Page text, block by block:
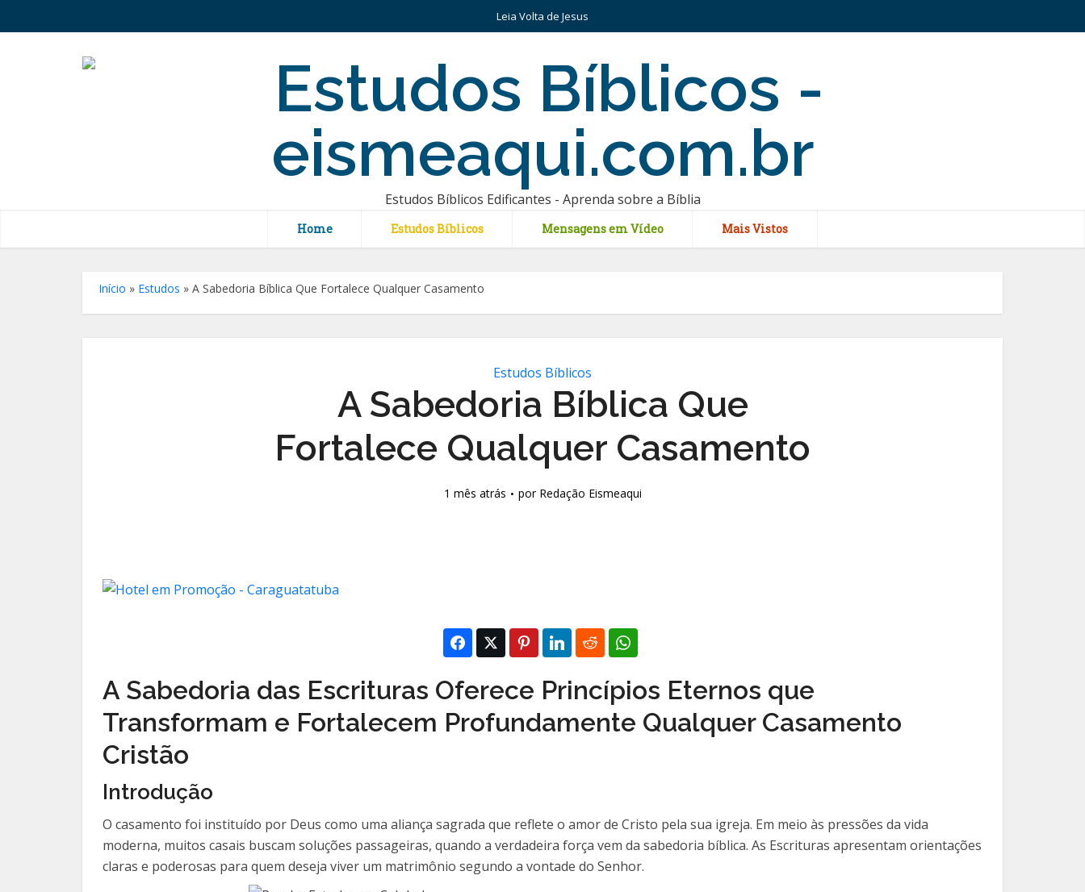
Leia Volta de Jesus
Estudos Bíblicos Edificantes - Aprenda sobre a Bíblia
Home Estudos Bíblicos Mensagens em Vídeo Mais Vistos
Início » Estudos » A Sabedoria Bíblica Que Fortalece Qualquer Casamento
Estudos Bíblicos
A Sabedoria Bíblica Que
Fortalece Qualquer Casamento
1 mês atrás por Redação Eismeaqui
A Sabedoria das Escrituras Oferece Princípios Eternos que
Transformam e Fortalecem Profundamente Qualquer Casamento
Cristão
Introdução
O casamento foi instituído por Deus como uma aliança sagrada que reflete o amor de Cristo pela sua igreja. Em meio às pressões da vida
moderna, muitos casais buscam soluções passageiras, quando a verdadeira força vem da sabedoria bíblica. As Escrituras apresentam orientações
claras e poderosas para quem deseja viver um matrimônio segundo a vontade do Senhor.